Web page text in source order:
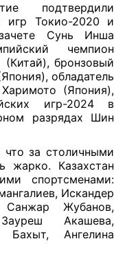
подтвердили
игр Токио-2020 и
Сунь Инша
чемпион
бронзовый
обладатель
(Япония),
игр-2024 в
разрядах Шин
за столичными
жарко. Казахстан
спортсменами:
Искандер
Жубанов,
Акашева,
Бахыт, Ангелина